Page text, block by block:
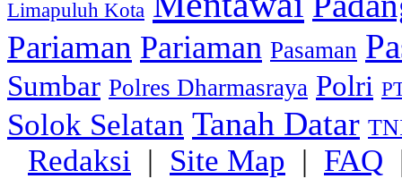
Limapuluh Kota
Pariaman Pariaman Pasaman
Sumbar Polres Dharmasraya Polri
Solok Selatan Tanah Datar
Redaksi | Site Map | FAQ